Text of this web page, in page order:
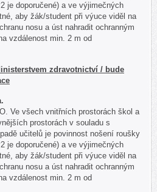
je doporučené) a ve výjimečných
aby žák/student při výuce viděl na
nosu a úst nahradit ochranným
vzdálenost min. 2 m od
zdravotnictví / bude
Ve všech vnitřních prostorách škol a
prostorách v souladu s
učitelů je povinnost nošení roušky
je doporučené) a ve výjimečných
aby žák/student při výuce viděl na
nosu a úst nahradit ochranným
vzdálenost min. 2 m od